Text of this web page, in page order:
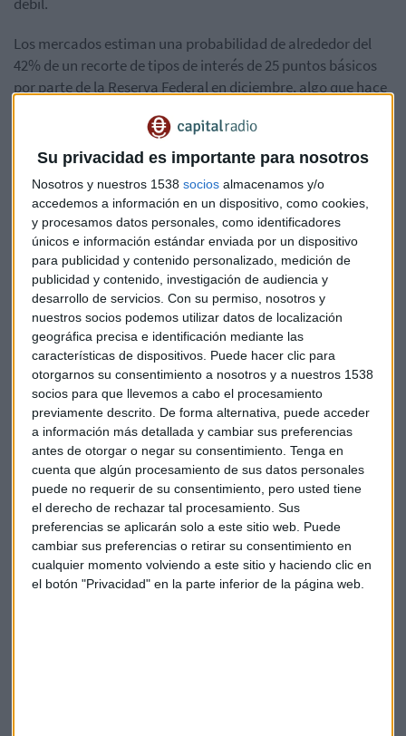
Su privacidad es importante para nosotros
Nosotros y nuestros 1538 socios almacenamos y/o
accedemos a información en un dispositivo, como cookies,
y procesamos datos personales, como identificadores
únicos e información estándar enviada por un dispositivo
para publicidad y contenido personalizado, medición de
publicidad y contenido, investigación de audiencia y
desarrollo de servicios. Con su permiso, nosotros y
nuestros socios podemos utilizar datos de localización
geográfica precisa e identificación mediante las
características de dispositivos. Puede hacer clic para
otorgarnos su consentimiento a nosotros y a nuestros 1538
socios para que llevemos a cabo el procesamiento
previamente descrito. De forma alternativa, puede acceder
a información más detallada y cambiar sus preferencias
antes de otorgar o negar su consentimiento. Tenga en
cuenta que algún procesamiento de sus datos personales
puede no requerir de su consentimiento, pero usted tiene
el derecho de rechazar tal procesamiento. Sus
preferencias se aplicarán solo a este sitio web. Puede
cambiar sus preferencias o retirar su consentimiento en
cualquier momento volviendo a este sitio y haciendo clic en
el botón "Privacidad" en la parte inferior de la página web.
Los mercados estiman una probabilidad de alrededor del
42% de un recorte de tipos de interés de 25 puntos básicos
por parte de la Reserva Federal en diciembre, algo que hace
Protagonistas empresariales
La agencia de viajes onlineeDreamsobtiene un beneficio
neto de 31,5 millones en el primer semestre de su ejercicio
fiscal de 2026. Eso supone multiplicar por 24 las cifras del
mismo periodo de un año antes.
Sin embargo, ha recortado sus estimaciones de beneficios
para 2026 y 2027 a raíz del menor crecimiento de su base de
suscriptores "prime" tras la adopción de opciones de pago
mensual y trimestral en lugar de un modelo de pago anual.
Aunque el ritmo de crecimiento de su segmento "prime" se
ha ralentizado, eDreams registró un aumento interanual del
18% en el número de abonados, alcanzando los 7,7 millones
de usuarios. Esto supone una desaceleración respecto al
crecimiento del 20% registrado en el trimestre anterior.
Accionaha negado el pago de comisiones a ninguna de las
personas señaladas en la causa judicial en el marco del
"caso Koldo”. Ha decidido además la suspensión cautelar en
sus funciones de los empleados citados como investigados,